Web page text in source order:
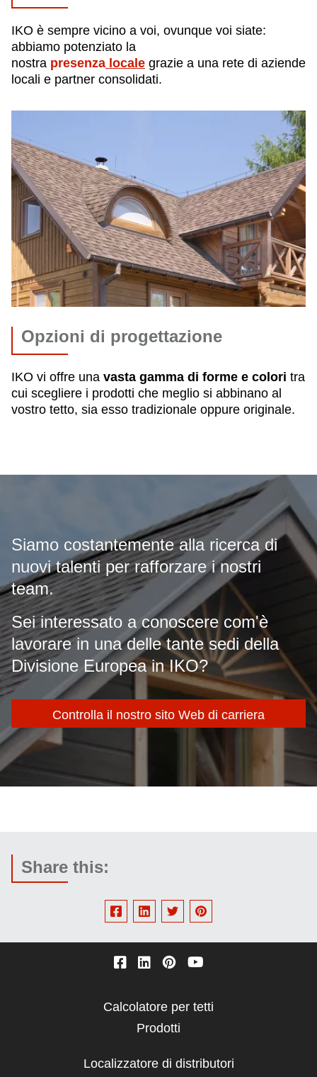
IKO è sempre vicino a voi, ovunque voi siate:
abbiamo potenziato la
nostra presenza locale grazie a una rete di aziende
locali e partner consolidati.
Opzioni di progettazione
IKO vi offre una vasta gamma di forme e colori tra
cui scegliere i prodotti che meglio si abbinano al
vostro tetto, sia esso tradizionale oppure originale.
Siamo costantemente alla ricerca di
nuovi talenti per rafforzare i nostri
team.
Sei interessato a conoscere com'è
lavorare in una delle tante sedi della
Divisione Europea in IKO?
Controlla il nostro sito Web di carriera
Share this:
Calcolatore per tetti
Prodotti
Localizzatore di distributori